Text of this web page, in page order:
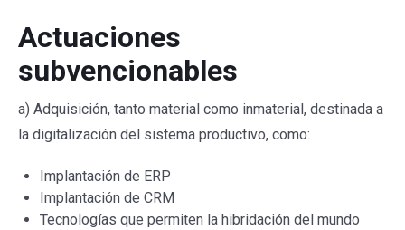
Actuaciones
subvencionables
a) Adquisición, tanto material como inmaterial, destinada a
la digitalización del sistema productivo, como:
Implantación de ERP
Implantación de CRM
Tecnologías que permiten la hibridación del mundo